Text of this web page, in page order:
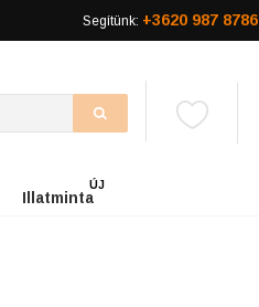
Segítünk: +3620 987 8786
Illatminta
ÚJ